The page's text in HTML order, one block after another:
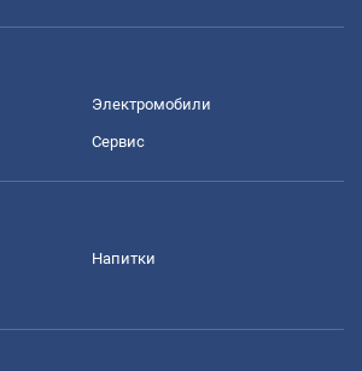
Электромобили
Сервис
Напитки